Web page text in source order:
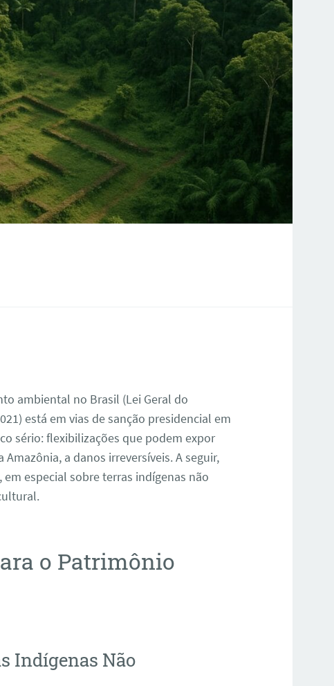
ambiental no Brasil (Lei Geral do
está em vias de sanção presidencial em
sério: flexibilizações que podem expor
a danos irreversíveis. A seguir,
especial sobre terras indígenas não
o Patrimônio
Indígenas Não